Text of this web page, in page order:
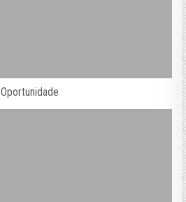
Oportunidade